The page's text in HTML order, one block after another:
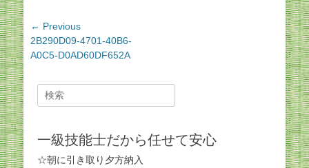
投
稿
ナ
ー
ョ
ン
← Previous
Previous
post:
2B290D09-4701-40B6-
A0C5-D0AD60DF652A
Search
for:
一級技能士だから任せて安心
☆朝に引き取り夕方納入